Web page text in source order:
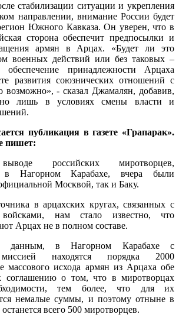
стабилизации ситуации и укрепления
направлении, внимание России будет
Южного Кавказа. Он уверен, что в
сторона обеспечит предпосылки и
армян в Арцах. «Будет ли это
военных действий или без таковых –
принадлежности Арцаха
развития союзнических отношений с
возможно», - сказал Джамалян, добавив,
лишь в условиях смены власти и
публикация в газете «Грапарак».
пишет:
российских миротворцев,
в Нагорном Карабахе, вчера были
Москвой, так и Баку.
в арцахских кругах, связанных с
войсками, нам стало известно, что
Арцах не в полном составе.
данным, в Нагорном Карабахе с
миссией находятся порядка 2000
массового исхода армян из Арцаха обе
о том, что в миротворцах
тем более, что для их
немалые суммы, и поэтому отныне в
всего 500 миротворцев.